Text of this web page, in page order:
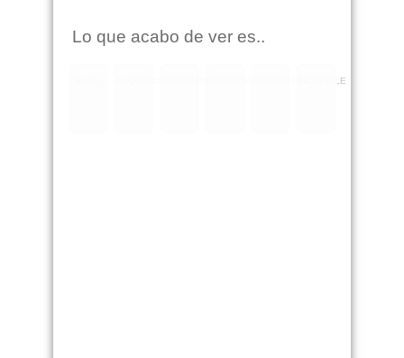
Lo que acabo de ver es..
INCREIBLE